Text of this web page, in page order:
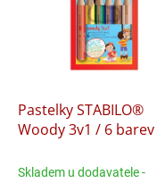
u
Pastelky STABILO®
Woody 3v1 / 6 barev
Skladem u dodavatele -